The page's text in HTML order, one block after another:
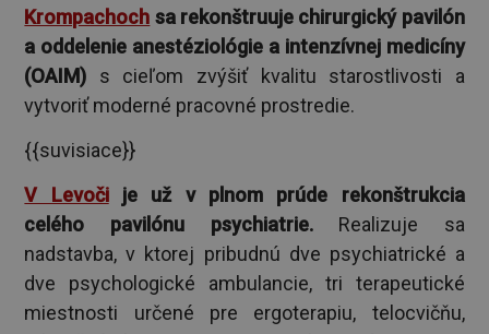
Krompachoch sa rekonštruuje chirurgický pavilón
a oddelenie anestéziológie a intenzívnej medicíny
(OAIM) s cieľom zvýšiť kvalitu starostlivosti a
vytvoriť moderné pracovné prostredie.
{{suvisiace}}
V Levočije už v plnom prúde rekonštrukcia
celého pavilónu psychiatrie.Realizuje sa
nadstavba, v ktorej pribudnú dve psychiatrické a
dve psychologické ambulancie, tri terapeutické
miestnosti určené pre ergoterapiu, telocvičňu,